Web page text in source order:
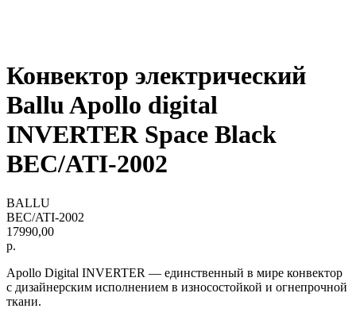
Конвектор электрический
Ballu Apollo digital
INVERTER Space Black
BEC/ATI-2002
BALLU
BEC/ATI-2002
17990,00
р.
Apollo Digital INVERTER — единственный в мире конвектор
с дизайнерским исполнением в износостойкой и огнепрочной
ткани.